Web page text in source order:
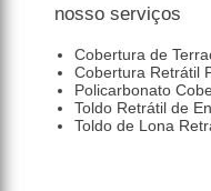
nosso serviços
Cobertura de
Cobertura Retrátil
Policarbonato
Toldo Retrátil de
Toldo de Lona